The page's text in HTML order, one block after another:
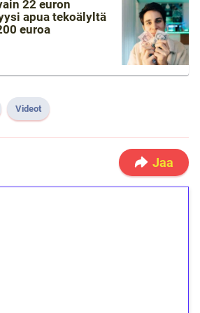
22 euron
apua tekoälyltä
euroa
Videot
Jaa